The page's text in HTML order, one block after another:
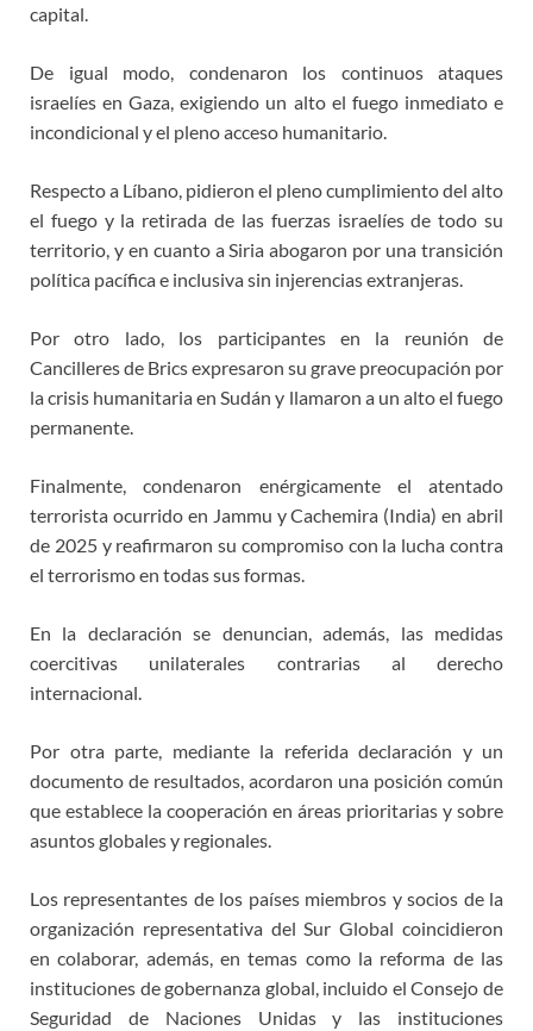
capital.
De igual modo, condenaron los continuos ataques
israelíes en Gaza, exigiendo un alto el fuego inmediato e
incondicional y el pleno acceso humanitario.
Respecto a Líbano, pidieron el pleno cumplimiento del alto
el fuego y la retirada de las fuerzas israelíes de todo su
territorio, y en cuanto a Siria abogaron por una transición
política pacífica e inclusiva sin injerencias extranjeras.
Por otro lado, los participantes en la reunión de
Cancilleres de Brics expresaron su grave preocupación por
la crisis humanitaria en Sudán y llamaron a un alto el fuego
permanente.
Finalmente, condenaron enérgicamente el atentado
terrorista ocurrido en Jammu y Cachemira (India) en abril
de 2025 y reafirmaron su compromiso con la lucha contra
el terrorismo en todas sus formas.
En la declaración se denuncian, además, las medidas
coercitivas unilaterales contrarias al derecho
internacional.
Por otra parte, mediante la referida declaración y un
documento de resultados, acordaron una posición común
que establece la cooperación en áreas prioritarias y sobre
asuntos globales y regionales.
Los representantes de los países miembros y socios de la
organización representativa del Sur Global coincidieron
en colaborar, además, en temas como la reforma de las
instituciones de gobernanza global, incluido el Consejo de
Seguridad de Naciones Unidas y las instituciones